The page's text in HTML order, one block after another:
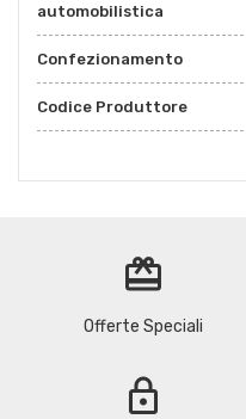
automobilistica
Confezionamento
Codice Produttore
redeem
Offerte Speciali
lock